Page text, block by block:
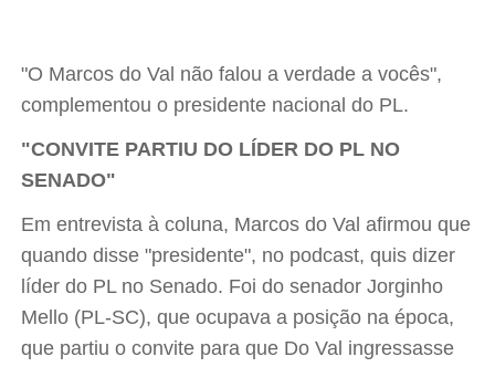
"O Marcos do Val não falou a verdade a vocês",
complementou o presidente nacional do PL.
"CONVITE PARTIU DO LÍDER DO PL NO
SENADO"
Em entrevista à coluna, Marcos do Val afirmou que
quando disse "presidente", no podcast, quis dizer
líder do PL no Senado. Foi do senador Jorginho
Mello (PL-SC), que ocupava a posição na época,
que partiu o convite para que Do Val ingressasse